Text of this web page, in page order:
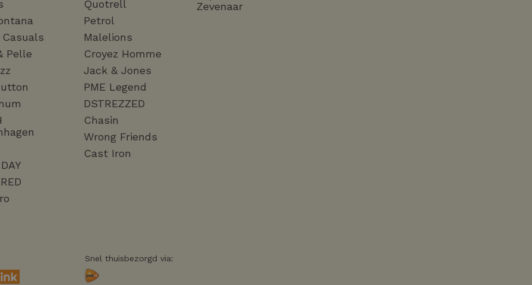
Casuals
Pelle
Quotrell
Petrol
Malelions
Croyez Homme
Jack & Jones
PME Legend
DSTREZZED
Chasin
Wrong Friends
Cast Iron
Zevenaar
Snel thuisbezorgd via: